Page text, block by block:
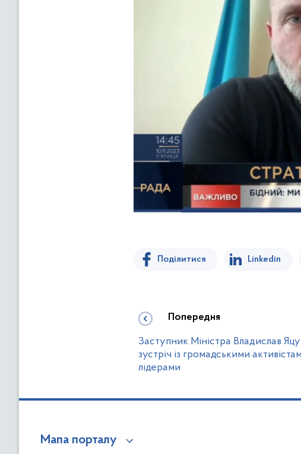
Поділитися Linkedin
Попередня
Заступник Міністра Владислав
зустріч із громадськими
лідерами
Мапа порталу